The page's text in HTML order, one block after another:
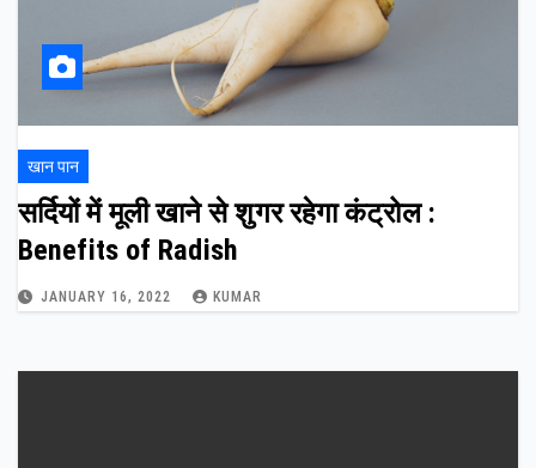
खान पान
सर्दियों में मूली खाने से शुगर रहेगा कंट्रोल :
Benefits of Radish
JANUARY 16, 2022 KUMAR